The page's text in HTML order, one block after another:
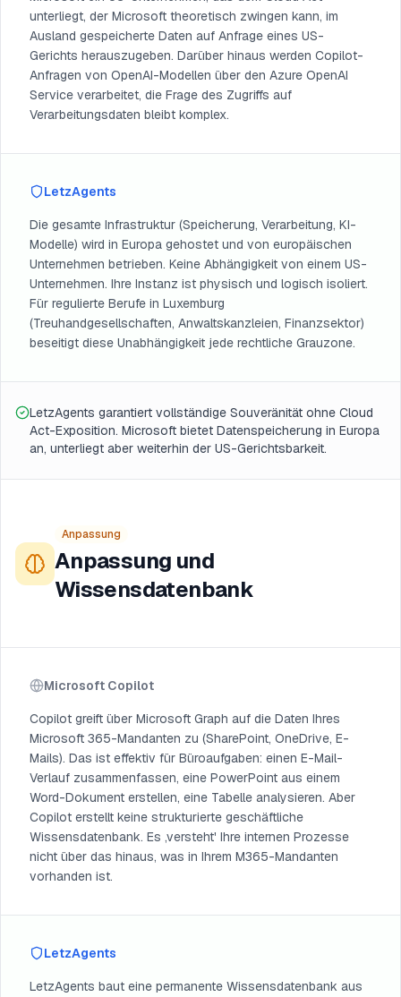
unterliegt, der Microsoft theoretisch zwingen kann, im
Ausland gespeicherte Daten auf Anfrage eines US-
Gerichts herauszugeben. Darüber hinaus werden Copilot-
Anfragen von OpenAI-Modellen über den Azure OpenAI
Service verarbeitet, die Frage des Zugriffs auf
Verarbeitungsdaten bleibt komplex.
LetzAgents
Die gesamte Infrastruktur (Speicherung, Verarbeitung, KI-
Modelle) wird in Europa gehostet und von europäischen
Unternehmen betrieben. Keine Abhängigkeit von einem US-
Unternehmen. Ihre Instanz ist physisch und logisch isoliert.
Für regulierte Berufe in Luxemburg
(Treuhandgesellschaften, Anwaltskanzleien, Finanzsektor)
beseitigt diese Unabhängigkeit jede rechtliche Grauzone.
LetzAgents garantiert vollständige Souveränität ohne Cloud
Act-Exposition. Microsoft bietet Datenspeicherung in Europa
an, unterliegt aber weiterhin der US-Gerichtsbarkeit.
Anpassung
Anpassung und
Wissensdatenbank
Microsoft Copilot
Copilot greift über Microsoft Graph auf die Daten Ihres
Microsoft 365-Mandanten zu (SharePoint, OneDrive, E-
Mails). Das ist effektiv für Büroaufgaben: einen E-Mail-
Verlauf zusammenfassen, eine PowerPoint aus einem
Word-Dokument erstellen, eine Tabelle analysieren. Aber
Copilot erstellt keine strukturierte geschäftliche
Wissensdatenbank. Es ‚versteht' Ihre internen Prozesse
nicht über das hinaus, was in Ihrem M365-Mandanten
vorhanden ist.
LetzAgents
LetzAgents baut eine permanente Wissensdatenbank aus